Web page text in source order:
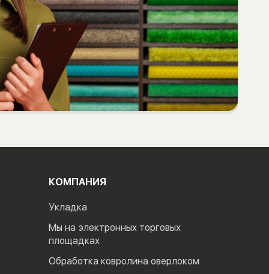
КОМПАНИЯ
Укладка
Мы на электронных торговых
площадках
Обработка ковролина оверлоком